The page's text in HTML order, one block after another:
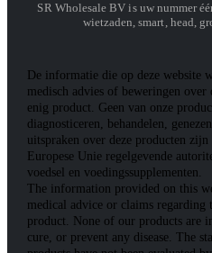
SR Wholesale BV is uw nummer
wietzaden, smart, head,
De informatie die op deze website
medisch advies of beweringen over
enig product. Geen van onze
diagnosticeren, behandelen,
uitspraken over deze producten
Europese Unie regelgevende
voedsel en voedingssupplementen.
The information provided on this
medical advice or claims regarding
product. None of our products are
cure, or prevent any disease. The